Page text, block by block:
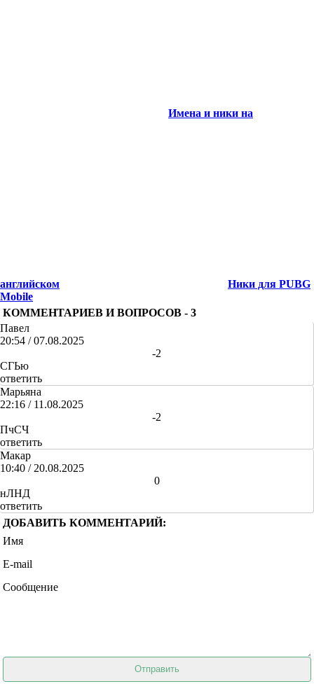
Имена и ники на
английском
Ники для PUBG
Mobile
КОММЕНТАРИЕВ И ВОПРОСОВ -3
Павел
20:54 / 07.08.2025
-2
СГЬю
ответить
Марьяна
22:16 / 11.08.2025
-2
ПчСЧ
ответить
Макар
10:40 / 20.08.2025
0
нЛНД
ответить
ДОБАВИТЬ КОММЕНТАРИЙ:
Имя
E-mail
Сообщение